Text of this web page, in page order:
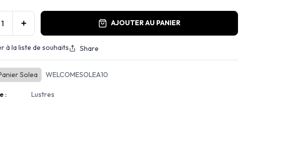
AJOUTER AU PANIER
à la liste de souhaits Share
Solea WELCOMESOLEA10
: Lustres